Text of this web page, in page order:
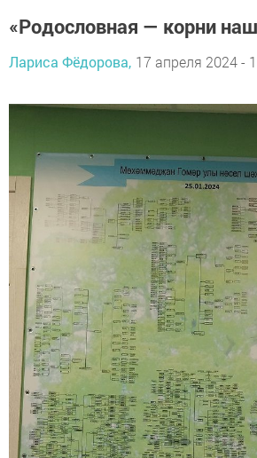
«Родословная — корни
Лариса Фёдорова, 17 апреля 2024 -